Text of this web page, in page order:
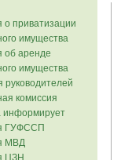
приватизации
имущества
аренде
имущества
руководителей
комиссия
информирует
ГУФССП
МВД
ЦЗН